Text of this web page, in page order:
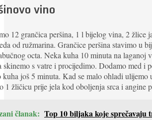
vino
12 grančica peršina, 1 l bijelog vina, 2 žlice
od ružmarina. Grančice peršina stavimo u
octa. Neka kuha 10 minuta na laganoj
skinemo s vatre i procijedimo. Dodamo med i
kuha još 5 minuta. Kad se malo ohladi ulijemo
1 žličicu prije jela kod oboljenja srca i angine
članak: Top 10 biljaka koje sprečavaju